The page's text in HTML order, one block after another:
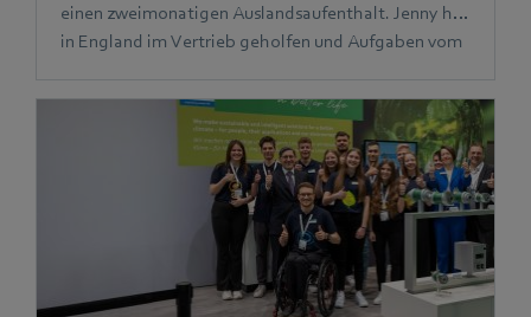
einen zweimonatigen Auslandsaufenthalt. Jenny hat
in England im Vertrieb geholfen und Aufgaben vom
die Assistenz der Geschäftsführung bei ihren
täglichen Aufgaben unterstützt.